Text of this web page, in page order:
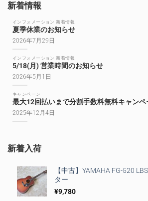
新着情報
インフォメーション 新着情報
夏季休業のお知らせ
2026年7月29日
インフォメーション 新着情報
5/18(月) 営業時間のお知らせ
2026年5月1日
キャンペーン
最大12回払いまで分割手数料無料キャンペ
2025年12月4日
新着入荷
【中古】YAMAHA FG-520
ター
¥9,780